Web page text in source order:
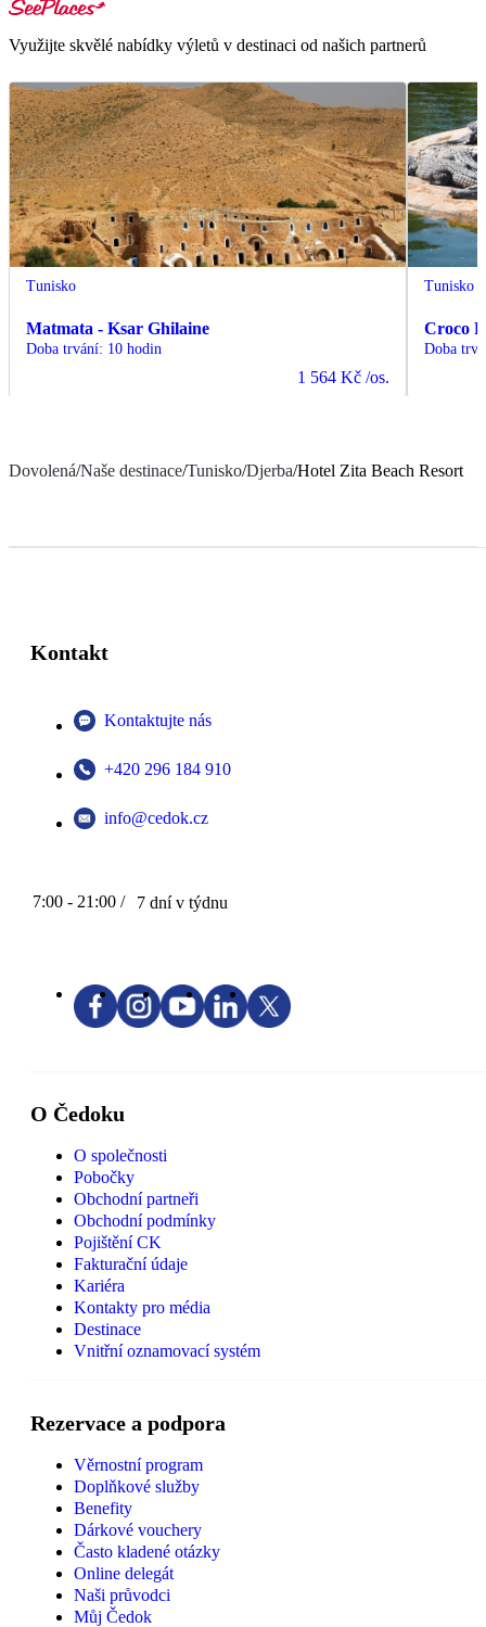
Využijte skvělé nabídky výletů v destinaci od našich partnerů
Tunisko
Matmata - Ksar Ghilaine
Doba trvání: 10 hodin
1 564 Kč /os.
Tunisko
Croco
Doba
Dovolená/Naše destinace/Tunisko/Djerba/Hotel Zita Beach Resort
Kontakt
Kontaktujte nás
+420 296 184 910
info@cedok.cz
7:00 - 21:00 / 7 dní v týdnu
O Čedoku
O společnosti
Pobočky
Obchodní partneři
Obchodní podmínky
Pojištění CK
Fakturační údaje
Kariéra
Kontakty pro média
Destinace
Vnitřní oznamovací systém
Rezervace a podpora
Věrnostní program
Doplňkové služby
Benefity
Dárkové vouchery
Často kladené otázky
Online delegát
Naši průvodci
Můj Čedok